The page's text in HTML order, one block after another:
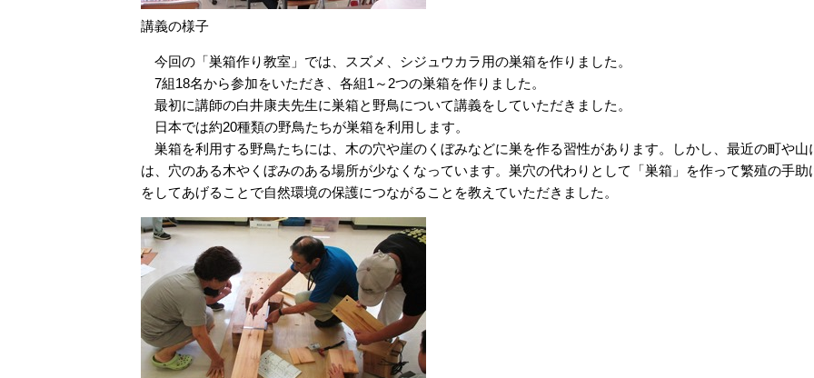
講義の様子
今回の「巣箱作り教室」では、スズメ、シジュウカラ用の巣箱を作りました。
7組18名から参加をいただき、各組1～2つの巣箱を作りました。
最初に講師の白井康夫先生に巣箱と野鳥について講義をしていただきました。
日本では約20種類の野鳥たちが巣箱を利用します。
巣箱を利用する野鳥たちには、木の穴や崖のくぼみなどに巣を作る習性があります。しかし、最近の町や山
は、穴のある木やくぼみのある場所が少なくなっています。巣穴の代わりとして「巣箱」を作って繁殖の手助
をしてあげることで自然環境の保護につながることを教えていただきました。